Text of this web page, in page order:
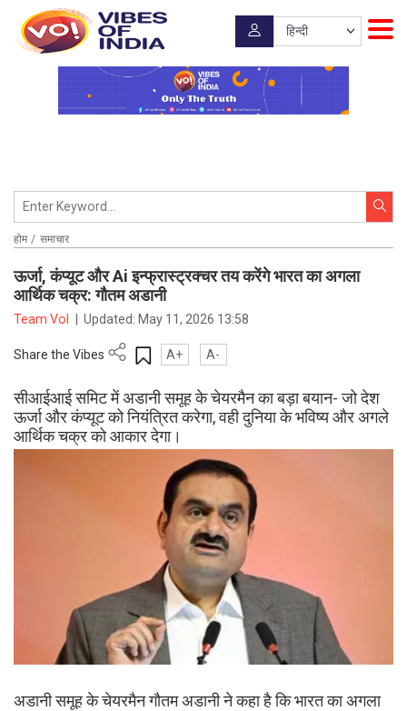
होम समाचार
ऊर्जा, कंप्यूट और Ai इन्फ्रास्ट्रक्चर तय करेंगे भारत का अगला
आर्थिक चक्र: गौतम अडानी
Team VoI Updated: May 11, 2026 13:58
Share the Vibes A+ A-
सीआईआई समिट में अडानी समूह के चेयरमैन का बड़ा बयान- जो देश
ऊर्जा और कंप्यूट को नियंत्रित करेगा, वही दुनिया के भविष्य और अगले
आर्थिक चक्र को आकार देगा।
अडानी समूह के चेयरमैन गौतम अडानी ने कहा है कि भारत का अगला